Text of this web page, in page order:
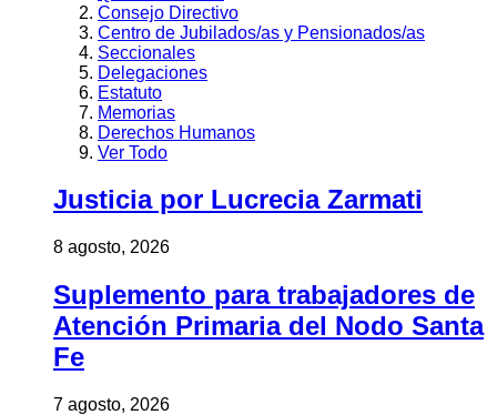
Consejo Directivo
Centro de Jubilados/as y Pensionados/as
Seccionales
Delegaciones
Estatuto
Memorias
Derechos Humanos
Ver Todo
Justicia por Lucrecia Zarmati
8 agosto, 2026
Suplemento para trabajadores de
Atención Primaria del Nodo Santa
Fe
7 agosto, 2026